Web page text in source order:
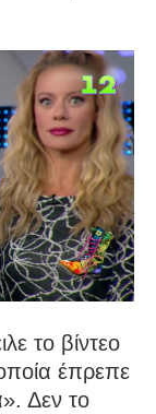
το βίντεο
έπρεπε
Δεν το